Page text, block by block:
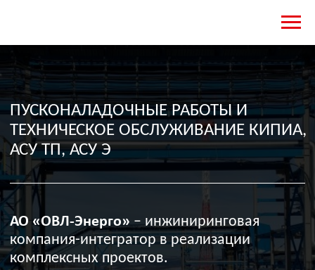
АО «ОВЛ-Энерго» – инжиниринговая
компания-интегратор в реализации
комплексных проектов.
Более
поставках промышленного оборудования.
Более 7летопыта в выполнении
пусконаладочных работ в различных
отраслях
ПУСКОНАЛАДОЧНЫЕ РАБОТЫ И
ТЕХНИЧЕСКОЕ ОБСЛУЖИВАНИЕ КИПИА,
АСУ ТП, АСУ Э